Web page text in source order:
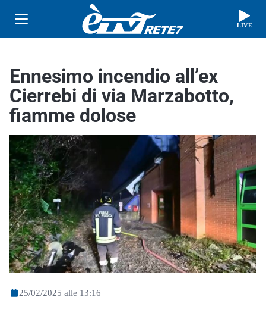
LIVE
Ennesimo incendio all’ex
Cierrebi di via Marzabotto,
fiamme dolose
25/02/2025 alle 13:16